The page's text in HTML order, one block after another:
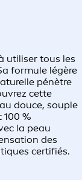
utiliser tous les
formule légère
pénètre
cette
douce, souple
%
la peau
des
certifiés.